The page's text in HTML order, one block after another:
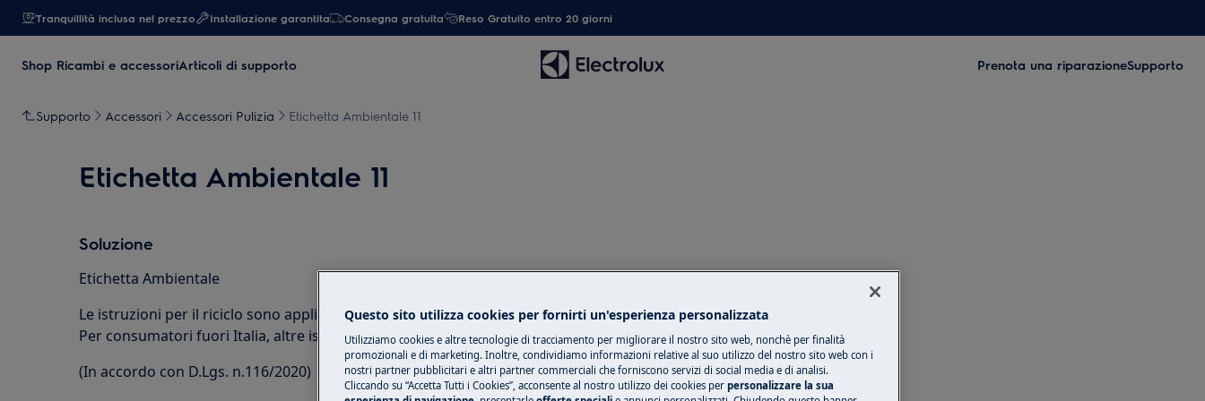
Tranquillità inclusa nel prezzo Installazione garantita Consegna gratuita Reso Gratuito entro 20 giorni
Shop Ricambi e accessoriArticoli di supporto Prenota una riparazioneSupporto
Supporto Accessori Accessori Pulizia Etichetta Ambientale 11
Etichetta Ambientale 11
Soluzione
Etichetta Ambientale
Le istruzioni per il riciclo sono applicabili solo ai consumatori che vivono in Italia.
Per consumatori fuori Italia, altre istruzioni potrebbero essere applicabili.
(In accordo con D.Lgs. n.116/2020)
Questo sito utilizza cookies per fornirti un'esperienza personalizzata
Utilizziamo cookies e altre tecnologie di tracciamento per migliorare il nostro sito web, nonchè per finalità
promozionali e di marketing. Inoltre, condividiamo informazioni relative al suo utilizzo del nostro sito web con i
nostri partner pubblicitari e altri partner commerciali che forniscono servizi di social media e di analisi.
Cliccando su “Accetta Tutti i Cookies”, acconsente al nostro utilizzo dei cookies per personalizzare la sua